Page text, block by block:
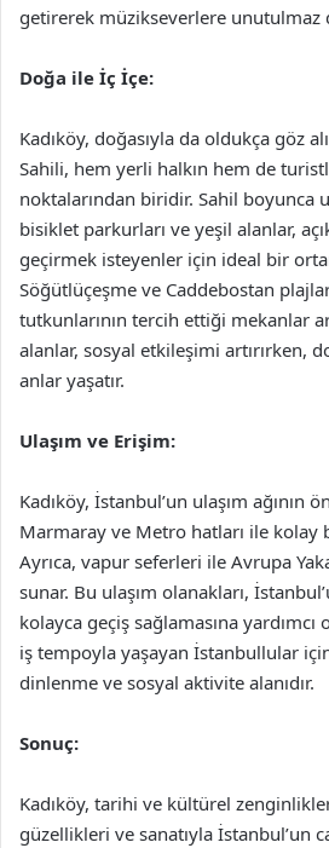
getirerek müzikseverlere unutulmaz
Doğa ile İç İçe:
Kadıköy, doğasıyla da oldukça göz
Sahili, hem yerli halkın hem de
noktalarından biridir. Sahil boyunca
bisiklet parkurları ve yeşil alanlar,
geçirmek isteyenler için ideal bir
Söğütlüçeşme ve Caddebostan
tutkunlarının tercih ettiği mekanlar
alanlar, sosyal etkileşimi artırırken,
anlar yaşatır.
Ulaşım ve Erişim:
Kadıköy, İstanbul’un ulaşım ağının
Marmaray ve Metro hatları ile kolay
Ayrıca, vapur seferleri ile Avrupa
sunar. Bu ulaşım olanakları,
kolayca geçiş sağlamasına
iş tempoyla yaşayan İstanbullular
dinlenme ve sosyal aktivite alanıdır.
Sonuç:
Kadıköy, tarihi ve kültürel
güzellikleri ve sanatıyla İstanbul’un